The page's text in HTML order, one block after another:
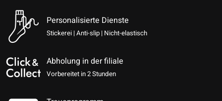
Personalisierte Dienste
Stickerei | Anti-slip | Nicht-elastisch
Abholung in der filiale
Vorbereitet in 2 Stunden